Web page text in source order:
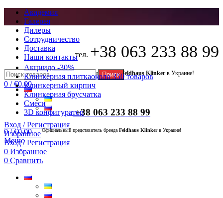
Академия
Галерея
Дилеры
Сотрудничество
Доставка
Наши контакты
Официальный представитель брендаFeldhaus Klinker в Украине!
Вход / Регистрация
Избранное
Вход / Регистрация
0 Избранное
0 Сравнить
тел. +38 063 233 88 99
Поиск
0 / €0.00
+38 063 233 88 99
0/ €0.00
Меню
Акциидо -30%
Клинкерная плиткаоколо 350 товаров
Клинкерный кирпич
Клинкерная брусчатка
Смеси
3D конфигуратор
Официальный представитель бренда Feldhaus Klinkerв Украине!